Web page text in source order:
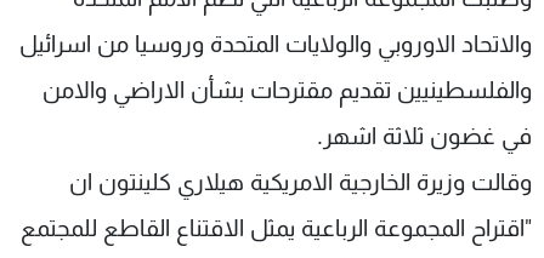
والاتحاد الاوروبي والولايات المتحدة وروسيا من اسرائيل
والفلسطينيين تقديم مقترحات بشأن الاراضي والامن
في غضون ثلاثة اشهر.
وقالت وزيرة الخارجية الامريكية هيلاري كلينتون ان
"اقتراح المجموعة الرباعية يمثل الاقتناع القاطع للمجتمع